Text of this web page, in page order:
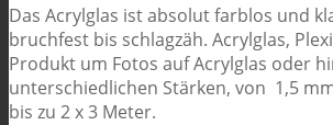
Das Acrylglas ist absolut farblos und
bruchfest bis schlagzäh. Acrylglas,
Produkt um Fotos auf Acrylglas oder
unterschiedlichen Stärken, von 1,5
bis zu 2 x 3 Meter.